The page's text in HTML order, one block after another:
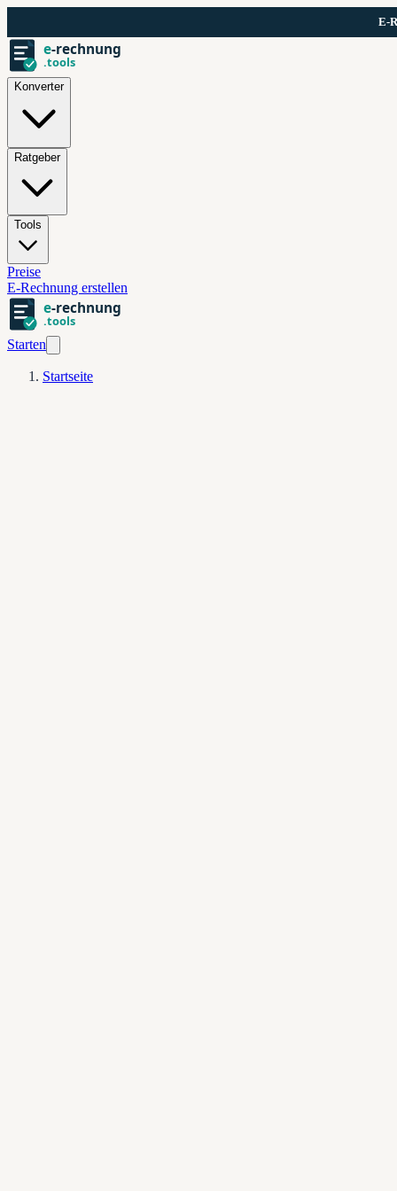
E-
e-rechnung
.tools
Konverter
Ratgeber
Tools
Preise
E-Rechnung erstellen
e-rechnung
.tools
Starten
Startseite